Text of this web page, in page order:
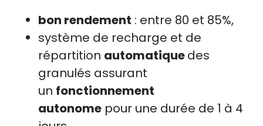
bon rendement : entre 80 et 85%,
système de recharge et de
répartition automatiquedes
granulés assurant
un fonctionnement
autonome pour une durée de 1 à 4